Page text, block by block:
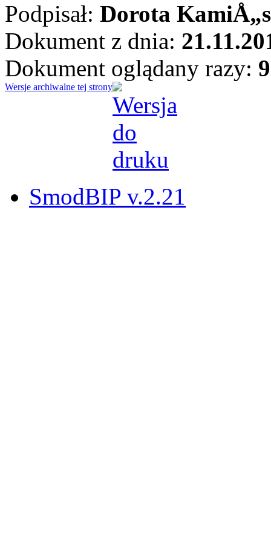
Podpisał: Dorota
Dokument z dnia:
Dokument oglądany razy:
Wersje archiwalne tej strony
SmodBIP v.2.21